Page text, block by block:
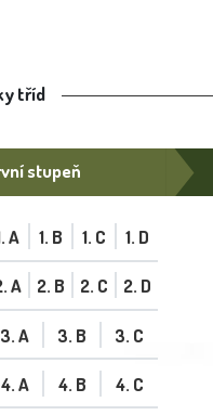
tříd
stupeň
A 1. B 1. C 1. D
A 2. B 2. C 2. D
3. A 3. B 3. C
4. A 4. B 4. C